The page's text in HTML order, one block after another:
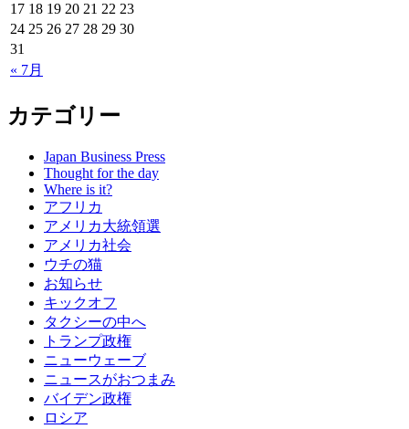
« 7月
17 18 19 20 21 22 23
24 25 26 27 28 29 30
31
カテゴリー
Japan Business Press
Thought for the day
Where is it?
アフリカ
アメリカ大統領選
アメリカ社会
ウチの猫
お知らせ
キックオフ
タクシーの中へ
トランプ政権
ニューウェーブ
ニュースがおつまみ
バイデン政権
ロシア